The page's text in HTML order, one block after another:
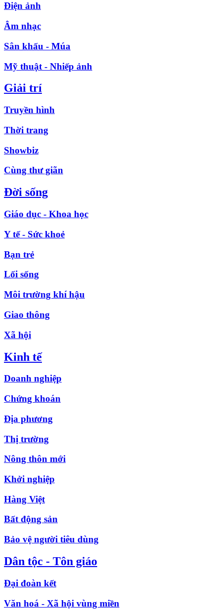
Điện ảnh
Âm nhạc
Sân khấu - Múa
Mỹ thuật - Nhiếp ảnh
Giải trí
Truyền hình
Thời trang
Showbiz
Cùng thư giãn
Đời sống
Giáo dục - Khoa học
Y tế - Sức khoẻ
Bạn trẻ
Lối sống
Môi trường khí hậu
Giao thông
Xã hội
Kinh tế
Doanh nghiệp
Chứng khoán
Địa phương
Thị trường
Nông thôn mới
Khởi nghiệp
Hàng Việt
Bất động sản
Bảo vệ người tiêu dùng
Dân tộc - Tôn giáo
Đại đoàn kết
Văn hoá - Xã hội vùng miền